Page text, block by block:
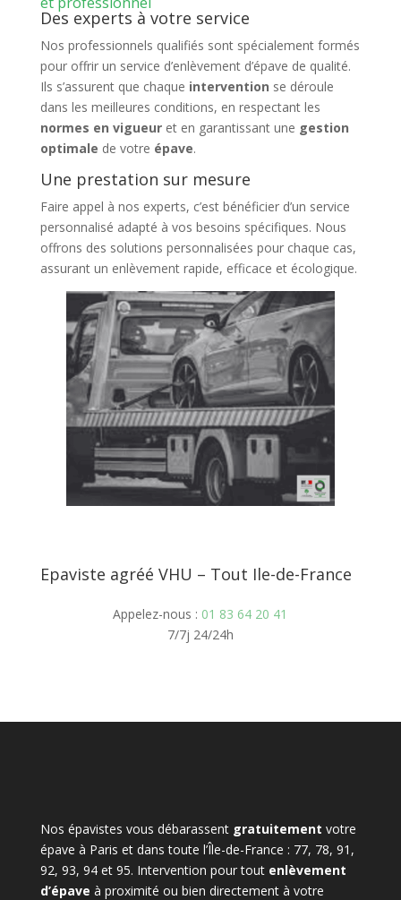
Des experts à votre service
Nos professionnels qualifiés sont spécialement formés
pour offrir un service d’enlèvement d’épave de qualité.
Ils s’assurent que chaque intervention se déroule
dans les meilleures conditions, en respectant les
normes en vigueuret en garantissant une gestion
optimale de votre épave.
Une prestation sur mesure
Faire appel à nos experts, c’est bénéficier d’un service
personnalisé adapté à vos besoins spécifiques. Nous
offrons des solutions personnalisées pour chaque cas,
assurant un enlèvement rapide, efficace et écologique.
Epaviste agréé VHU – Tout Ile-de-France
Appelez-nous : 01 83 64 20 41
7/7j 24/24h
Nos épavistes vous débarassent gratuitement votre
épave à Paris et dans toute l’Île-de-France : 77, 78, 91,
92, 93, 94 et 95. Intervention pour tout enlèvement
d’épave à proximité ou bien directement à votre